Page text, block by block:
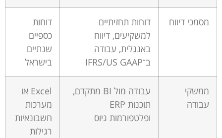
מסמכי דיווח
דוחות תחזיתיים
למשקיעים, דיווח
באנגלית, עבודה
ב־IFRS/US GAAP
דוחות
כספיים
שנתיים
בישראל
ממשקי
עבודה
עבודה מול BI מתקדם,
תוכנות ERP
ופלטפורמות גיוס
Excel או
מערכות
חשבונאיות
רגילות